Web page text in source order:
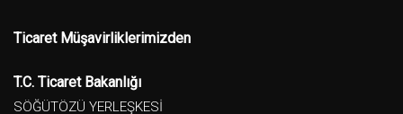
Ticaret Müşavirliklerimizden
T.C. Ticaret Bakanlığı
SÖĞÜTÖZÜ YERLEŞKESİ